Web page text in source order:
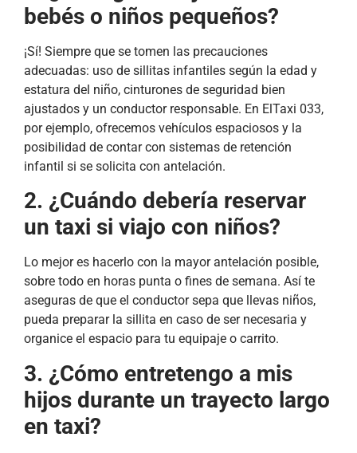
bebés o niños pequeños?
¡Sí! Siempre que se tomen las precauciones
adecuadas: uso de sillitas infantiles según la edad y
estatura del niño, cinturones de seguridad bien
ajustados y un conductor responsable. En ElTaxi 033,
por ejemplo, ofrecemos vehículos espaciosos y la
posibilidad de contar con sistemas de retención
infantil si se solicita con antelación.
2. ¿Cuándo debería reservar
un taxi si viajo con niños?
Lo mejor es hacerlo con la mayor antelación posible,
sobre todo en horas punta o fines de semana. Así te
aseguras de que el conductor sepa que llevas niños,
pueda preparar la sillita en caso de ser necesaria y
organice el espacio para tu equipaje o carrito.
3. ¿Cómo entretengo a mis
hijos durante un trayecto largo
en taxi?